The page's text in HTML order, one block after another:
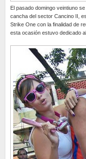
El pasado domingo veintiuno
cancha del sector Cancino II,
Strike One con la finalidad de
esta ocasión estuvo dedicado